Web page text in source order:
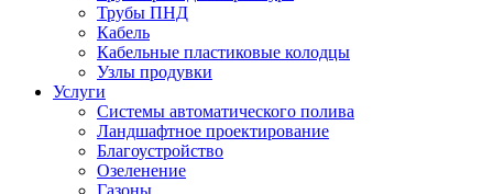
Трубы ПНД
Кабель
Кабельные пластиковые колодцы
Узлы продувки
Услуги
Системы автоматического полива
Ландшафтное проектирование
Благоустройство
Озеленение
Газоны